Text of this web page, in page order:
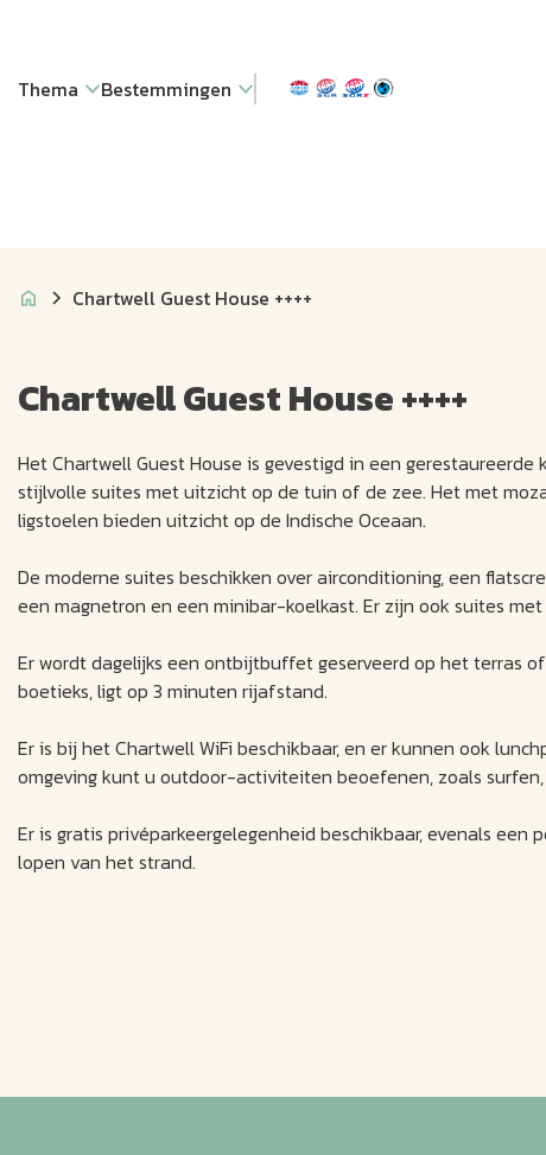
Thema Bestemmingen
Chartwell Guest House ++++
Chartwell Guest House ++++
Het Chartwell Guest House is gevestigd in een
stijlvolle suites met uitzicht op de tuin of de zee. Het met
ligstoelen bieden uitzicht op de Indische Oceaan.
De moderne suites beschikken over airconditioning, een
een magnetron en een minibar-koelkast. Er zijn ook suites
Er wordt dagelijks een ontbijtbuffet geserveerd op het terras
boetieks, ligt op 3 minuten rijafstand.
Er is bij het Chartwell WiFi beschikbaar, en er kunnen ook
omgeving kunt u outdoor-activiteiten beoefenen, zoals
Er is gratis privéparkeergelegenheid beschikbaar, evenals
lopen van het strand.